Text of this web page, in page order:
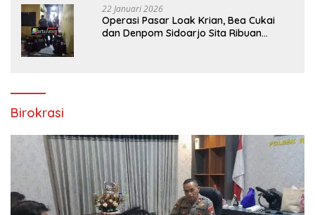
22 Januari 2026
Operasi Pasar Loak Krian, Bea Cukai
dan Denpom Sidoarjo Sita Ribuan
Birokrasi